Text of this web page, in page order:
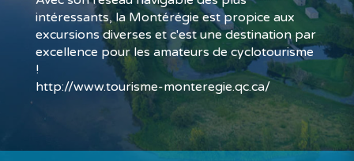
intéressants, la Montérégie est propice aux
excursions diverses et c'est une destination par
excellence pour les amateurs de cyclotourisme
!
http://www.tourisme-monteregie.qc.ca/